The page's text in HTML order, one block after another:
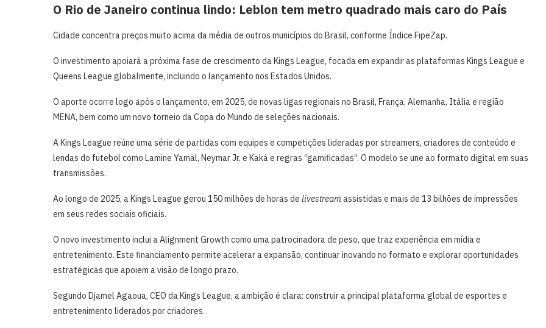
O Rio de Janeiro continua lindo: Leblon tem metro quadrado mais caro do País
Cidade concentra preços muito acima da média de outros municípios do Brasil, conforme Índice FipeZap.
O investimento apoiará a próxima fase de crescimento da Kings League, focada em expandir as plataformas Kings League e
Queens League globalmente, incluindo o lançamento nos Estados Unidos.
O aporte ocorre logo após o lançamento, em 2025, de novas ligas regionais no Brasil, França, Alemanha, Itália e região
MENA, bem como um novo torneio da Copa do Mundo de seleções nacionais.
A Kings League reúne uma série de partidas com equipes e competições lideradas por streamers, criadores de conteúdo e
lendas do futebol como Lamine Yamal, Neymar Jr. e Kaká e regras “gamificadas”. O modelo se une ao formato digital em suas
transmissões.
Ao longo de 2025, a Kings League gerou 150 milhões de horas de livestream assistidas e mais de 13 bilhões de impressões
em seus redes sociais oficiais.
O novo investimento inclui a Alignment Growth como uma patrocinadora de peso, que traz experiência em mídia e
entretenimento. Este financiamento permite acelerar a expansão, continuar inovando no formato e explorar oportunidades
estratégicas que apoiem a visão de longo prazo.
Segundo Djamel Agaoua, CEO da Kings League, a ambição é clara: construir a principal plataforma global de esportes e
entretenimento liderados por criadores.